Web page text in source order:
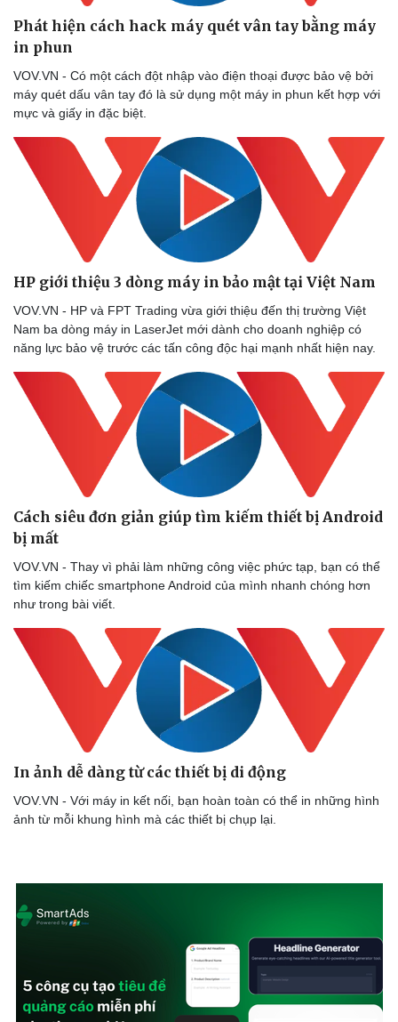
Sản phụ khoa
Nhi khoa
Nhà
Tình
Phát hiện cách hack máy quét vân tay bằng máy
in phun
VOV.VN - Có một cách đột nhập vào điện thoại được bảo vệ bởi
máy quét dấu vân tay đó là sử dụng một máy in phun kết hợp với
mực và giấy in đặc biệt.
HP giới thiệu 3 dòng máy in bảo mật tại Việt Nam
VOV.VN - HP và FPT Trading vừa giới thiệu đến thị trường Việt
Nam ba dòng máy in LaserJet mới dành cho doanh nghiệp có
năng lực bảo vệ trước các tấn công độc hại mạnh nhất hiện nay.
Cách siêu đơn giản giúp tìm kiếm thiết bị Android
bị mất
VOV.VN - Thay vì phải làm những công việc phức tạp, bạn có thể
tìm kiếm chiếc smartphone Android của mình nhanh chóng hơn
như trong bài viết.
In ảnh dễ dàng từ các thiết bị di động
VOV.VN - Với máy in kết nối, bạn hoàn toàn có thể in những hình
ảnh từ mỗi khung hình mà các thiết bị chụp lại.